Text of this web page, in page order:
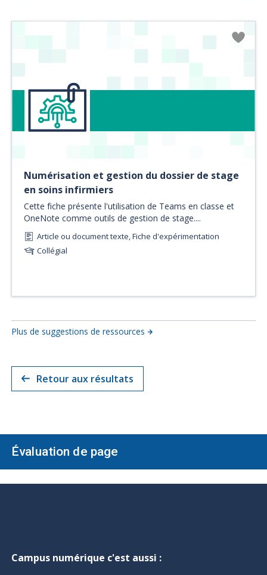
Numérisation et gestion du dossier de stage
en soins infirmiers
Cette fiche présente l'utilisation de Teams en classe et
OneNote comme outils de gestion de stage....
Article ou document texte, Fiche d'expérimentation
Collégial
Plus de suggestions de ressources
Retour aux résultats
Évaluation de page
Campus numérique c'est aussi :